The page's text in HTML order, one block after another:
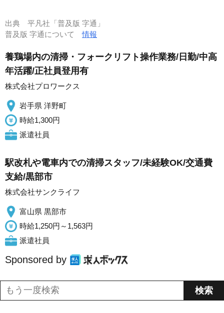
出典 平凡社「普及版 字通」
普及版 字通について情報
養鶏場内の清掃・フォークリフト操作業務/日勤/中高
年活躍/正社員登用有
株式会社プロワークス
岩手県 洋野町
時給1,300円
派遣社員
駅改札や電車内での清掃スタッフ/未経験OK/交通費
支給/黒部市
株式会社サンクライフ
富山県 黒部市
時給1,250円～1,563円
派遣社員
Sponsored by